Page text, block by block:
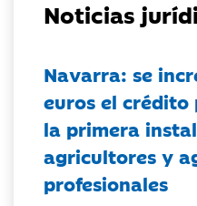
Noticias
Navarra: se
euros el crédito
la primera
agricultores y
profesionales